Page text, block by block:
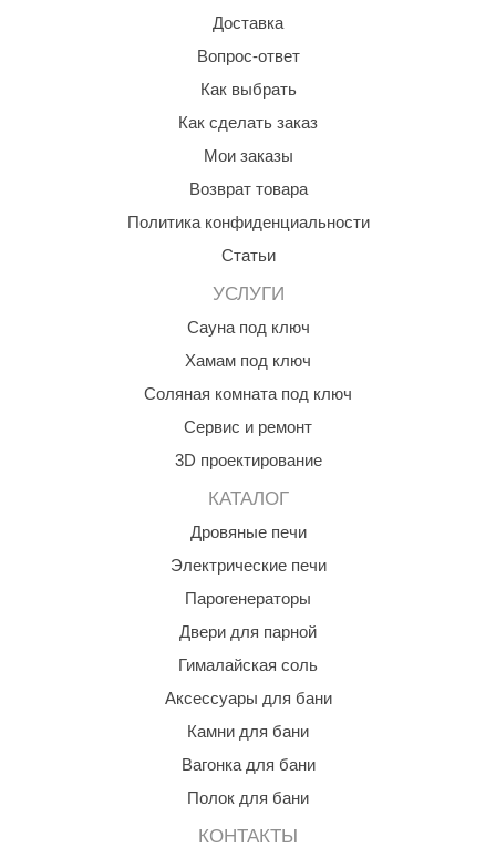
Доставка
Вопрос-ответ
Как выбрать
Как сделать заказ
Мои заказы
Возврат товара
Политика конфиденциальности
Статьи
УСЛУГИ
Сауна под ключ
Хамам под ключ
Соляная комната под ключ
Сервис и ремонт
3D проектирование
КАТАЛОГ
Дровяные печи
Электрические печи
Парогенераторы
Двери для парной
Гималайская соль
Аксессуары для бани
Камни для бани
Вагонка для бани
Полок для бани
КОНТАКТЫ